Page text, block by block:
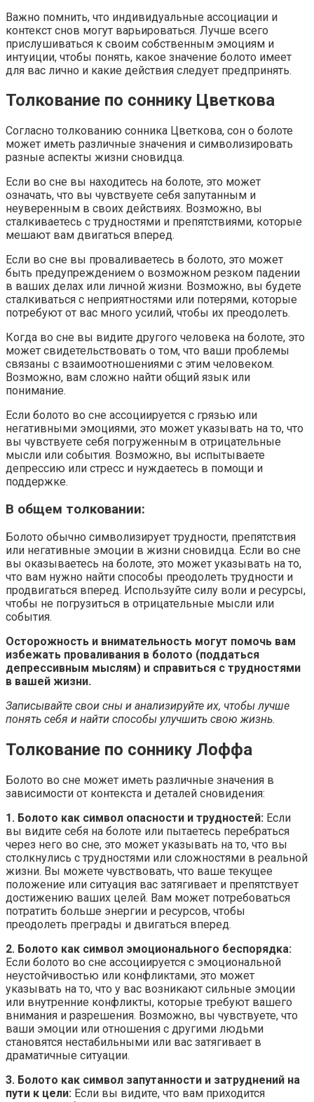
Важно помнить, что индивидуальные ассоциации и
контекст снов могут варьироваться. Лучше всего
прислушиваться к своим собственным эмоциям и
интуиции, чтобы понять, какое значение болото имеет
для вас лично и какие действия следует предпринять.
Толкование по соннику Цветкова
Согласно толкованию сонника Цветкова, сон о болоте
может иметь различные значения и символизировать
разные аспекты жизни сновидца.
Если во сне вы находитесь на болоте, это может
означать, что вы чувствуете себя запутанным и
неуверенным в своих действиях. Возможно, вы
сталкиваетесь с трудностями и препятствиями, которые
мешают вам двигаться вперед.
Если во сне вы проваливаетесь в болото, это может
быть предупреждением о возможном резком падении
в ваших делах или личной жизни. Возможно, вы будете
сталкиваться с неприятностями или потерями, которые
потребуют от вас много усилий, чтобы их преодолеть.
Когда во сне вы видите другого человека на болоте, это
может свидетельствовать о том, что ваши проблемы
связаны с взаимоотношениями с этим человеком.
Возможно, вам сложно найти общий язык или
понимание.
Если болото во сне ассоциируется с грязью или
негативными эмоциями, это может указывать на то, что
вы чувствуете себя погруженным в отрицательные
мысли или события. Возможно, вы испытываете
депрессию или стресс и нуждаетесь в помощи и
поддержке.
В общем толковании:
Болото обычно символизирует трудности, препятствия
или негативные эмоции в жизни сновидца. Если во сне
вы оказываетесь на болоте, это может указывать на то,
что вам нужно найти способы преодолеть трудности и
продвигаться вперед. Используйте силу воли и ресурсы,
чтобы не погрузиться в отрицательные мысли или
события.
Осторожность и внимательность могут помочь вам
избежать проваливания в болото (поддаться
депрессивным мыслям) и справиться с трудностями
в вашей жизни.
Записывайте свои сны и анализируйте их, чтобы лучше
понять себя и найти способы улучшить свою жизнь.
Толкование по соннику Лоффа
Болото во сне может иметь различные значения в
зависимости от контекста и деталей сновидения:
1. Болото как символ опасности и трудностей: Если
вы видите себя на болоте или пытаетесь перебраться
через него во сне, это может указывать на то, что вы
столкнулись с трудностями или сложностями в реальной
жизни. Вы можете чувствовать, что ваше текущее
положение или ситуация вас затягивает и препятствует
достижению ваших целей. Вам может потребоваться
потратить больше энергии и ресурсов, чтобы
преодолеть преграды и двигаться вперед.
2. Болото как символ эмоционального беспорядка:
Если болото во сне ассоциируется с эмоциональной
неустойчивостью или конфликтами, это может
указывать на то, что у вас возникают сильные эмоции
или внутренние конфликты, которые требуют вашего
внимания и разрешения. Возможно, вы чувствуете, что
ваши эмоции или отношения с другими людьми
становятся нестабильными или вас затягивает в
драматичные ситуации.
3. Болото как символ запутанности и затруднений на
пути к цели: Если вы видите, что вам приходится